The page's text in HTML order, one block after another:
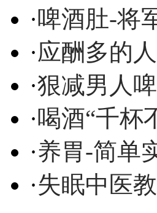
·啤酒肚-将
·应酬多的
·狠减男人
·喝酒“千杯
·养胃-简单
·失眠中医